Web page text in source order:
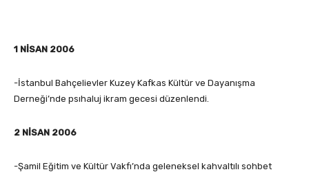
1 NİSAN 2006
-İstanbul Bahçelievler Kuzey Kafkas Kültür ve Dayanışma
Derneği’nde psıhaluj ikram gecesi düzenlendi.
2 NİSAN 2006
-Şamil Eğitim ve Kültür Vakfı’nda geleneksel kahvaltılı sohbet